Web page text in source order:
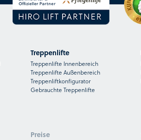
Treppenlifte
Treppenlifte Innenbereich
Treppenlifte Außenbereich
Treppenliftkonfigurator
Gebrauchte Treppenlifte
Preise